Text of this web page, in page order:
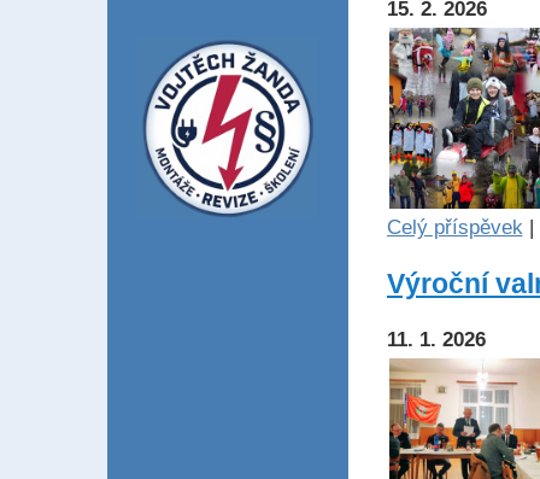
15. 2. 2026
Celý příspěvek |
Výroční
11. 1. 2026